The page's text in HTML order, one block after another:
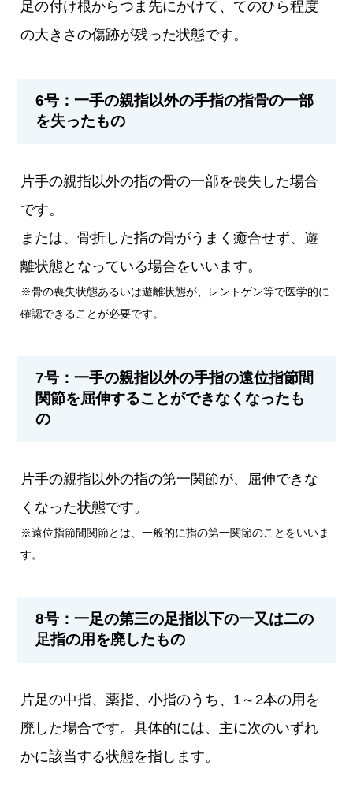
足の付け根からつま先にかけて、てのひら程度
の大きさの傷跡が残った状態です。
6号：一手の親指以外の手指の指骨の一部
を失ったもの
片手の親指以外の指の骨の一部を喪失した場合
です。
または、骨折した指の骨がうまく癒合せず、遊
離状態となっている場合をいいます。
※骨の喪失状態あるいは遊離状態が、レントゲン等で医学的に
確認できることが必要です。
7号：一手の親指以外の手指の遠位指節間
関節を屈伸することができなくなったも
の
片手の親指以外の指の第一関節が、屈伸できな
くなった状態です。
※遠位指節間関節とは、一般的に指の第一関節のことをいいま
す。
8号：一足の第三の足指以下の一又は二の
足指の用を廃したもの
片足の中指、薬指、小指のうち、1～2本の用を
廃した場合です。具体的には、主に次のいずれ
かに該当する状態を指します。